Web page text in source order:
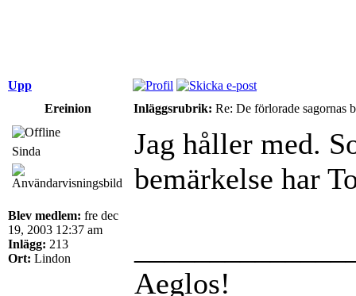
Upp
Ereinion
Inläggsrubrik: Re: De förlorade sagornas
Sinda
Blev medlem: fre dec
19, 2003 12:37 am
Inlägg: 213
Ort: Lindon
Jag håller med.
bemärkelse har
Aeglos!